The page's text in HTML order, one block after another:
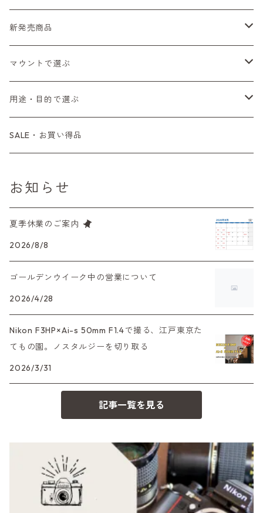
Fシリーズ（一桁＋F100）
レンジファインダー（7、P）
PENTAX（ペンタックス）
SL、SP
K2、KX、KM
M42単焦点レンズ
CONTAX（コンタックス）
G1、G2
Tシリーズ
MINOLTA（ミノルタ）
コンパクト
OLYMPUS（オリンパス）
PEN F、FT
OM-1
Konica（コニカ）
C35シリーズ
HEXAR
Leica（ライカ）
バルナック
minilux
HASSELBLAD（ハッセルブラッド）
Rollei（ローライ）
35シリーズ
RICOH（リコー）
コンパクト
Voigtlander（フォクトレンダー）
YASHICA（ヤシカ）
Carl Zeiss（カールツァイス）
Mamiya（マミヤ）
一眼レフカメラ（マニュアルフォーカス）
一眼レフカメラ（オートフォーカス）
中判カメラ
大判カメラ
デジタルカメラ
デジタルカメラ
一眼カメラ
ミラーレスカメラ
マニュアルレンズ
一眼レンズ
レンジファインダーレンズ
オートフォーカスレンズ
一眼レンズ
マウントアダプター
レンズ付きフィルム
35mm（135）カラーネガ
35mm（135）白黒ネガ
35mm（135）カラーリバーサル
新発売商品
フィルムカメラ
レンズ付きフィルム
アクセサリー・付属品
マウントで選ぶ
M42
L39
S（ニコン）
FD（キヤノン）
EF（キヤノン）
OM（オリンパス）
A（ミノルタ（ソニー））
MD（ミノルタ）
K（ペンタックス）
CY（ヤシカコンタックス）
M（ライカ）
用途・目的で選ぶ
初心者の方へもおすすめ！
滅多にお目にかかれない激レア商品！
プレゼント、贈答用にも！
SALE・お買い得品
お知らせ
夏季休業のご案内
2026/8/8
ゴールデンウイーク中の営業について
2026/4/28
Nikon F3HP×Ai-s 50mm F1.4で撮る、江戸東京た
てもの園。ノスタルジーを切り取る
2026/3/31
記事一覧を見る